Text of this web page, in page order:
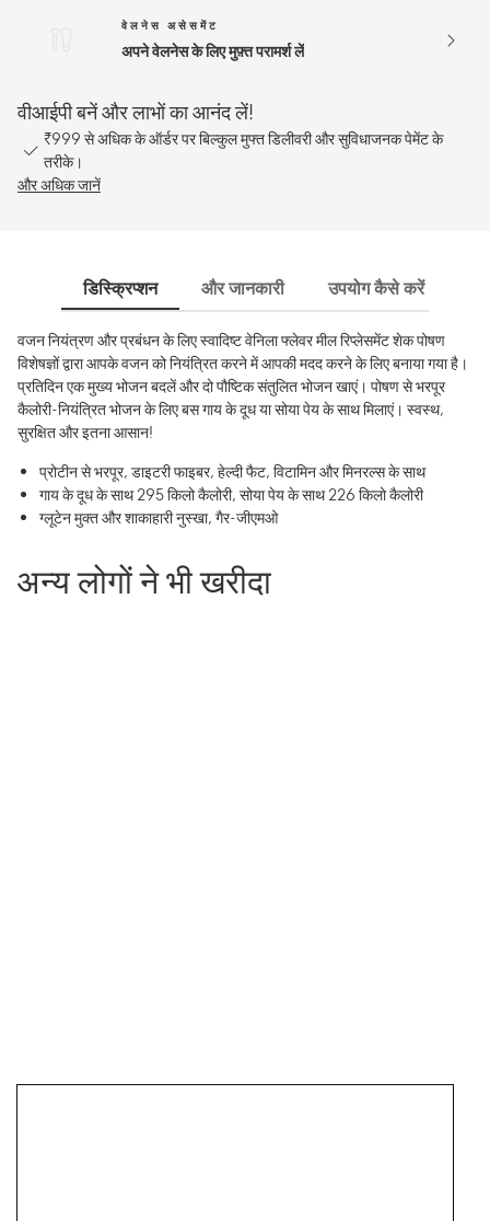
वेलनेस असेसमेंट
अपने वेलनेस के लिए मुफ़्त परामर्श लें
वीआईपी बनें और लाभों का आनंद लें!
₹999 से अधिक के ऑर्डर पर बिल्कुल मुफ्त डिलीवरी और सुविधाजनक पेमेंट के
तरीके।
और अधिक जानें
डिस्क्रिप्शन और जानकारी उपयोग कैसे करें
वजन नियंत्रण और प्रबंधन के लिए स्वादिष्ट वेनिला फ्लेवर मील रिप्लेसमेंट शेक पोषण
विशेषज्ञों द्वारा आपके वजन को नियंत्रित करने में आपकी मदद करने के लिए बनाया गया है।
प्रतिदिन एक मुख्य भोजन बदलें और दो पौष्टिक संतुलित भोजन खाएं। पोषण से भरपूर
कैलोरी-नियंत्रित भोजन के लिए बस गाय के दूध या सोया पेय के साथ मिलाएं। स्वस्थ,
सुरक्षित और इतना आसान!
प्रोटीन से भरपूर, डाइटरी फाइबर, हेल्दी फैट, विटामिन और मिनरल्स के साथ
गाय के दूध के साथ 295 किलो कैलोरी, सोया पेय के साथ 226 किलो कैलोरी
ग्लूटेन मुक्त और शाकाहारी नुस्खा, गैर-जीएमओ
अन्य लोगों ने भी खरीदा